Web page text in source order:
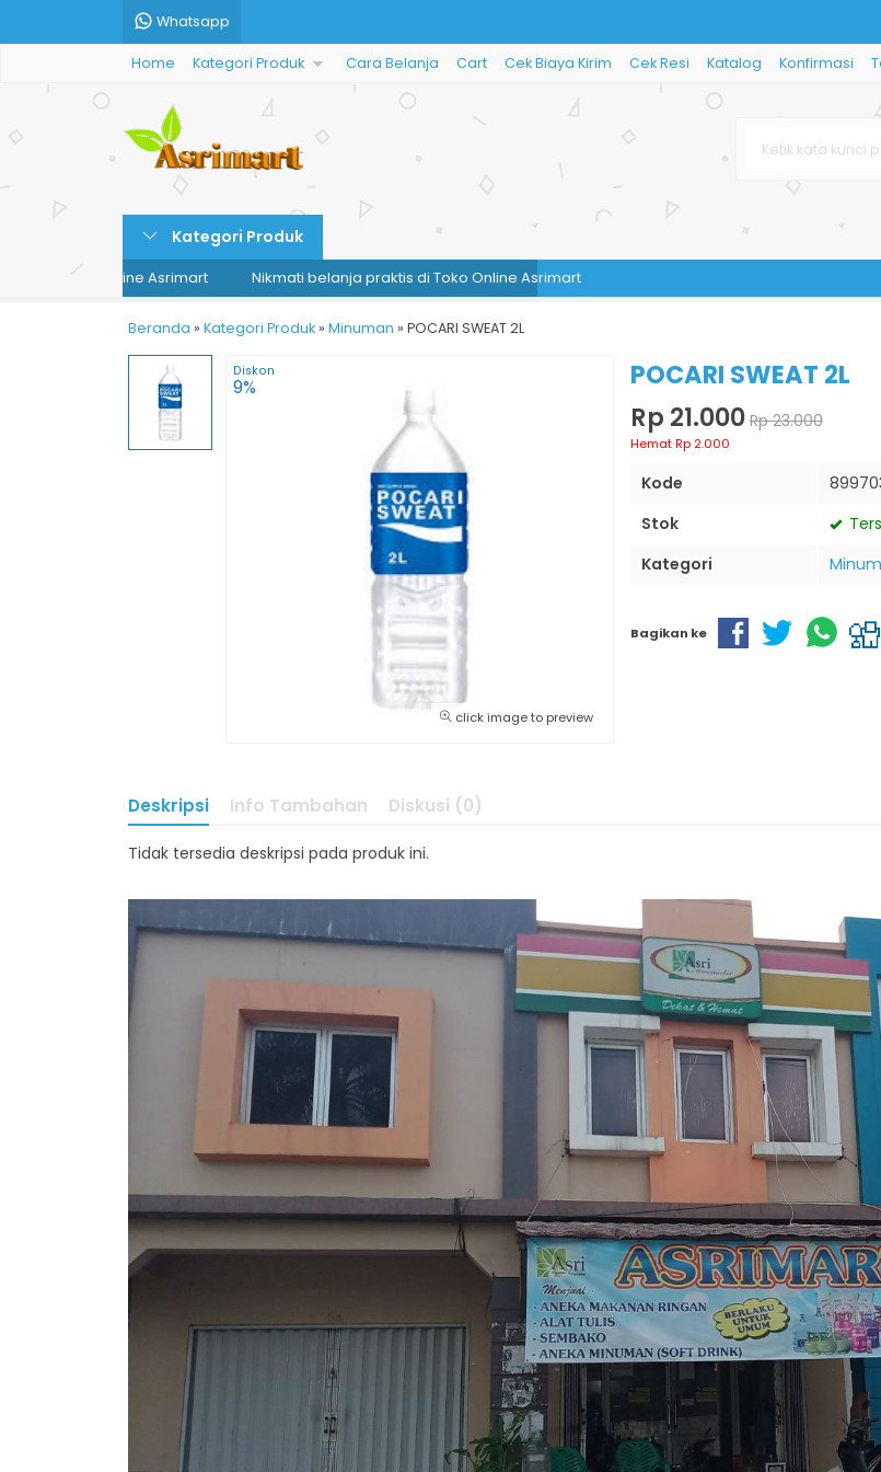
Whatsapp
Home Kategori Produk Cara Belanja Cart Cek Biaya Kirim Cek Resi Katalog Konfirmasi
Kategori Produk
Toko Online Asrimart Nikmati belanja praktis di Toko Online Asrimart
Beranda » Kategori Produk » Minuman » POCARI SWEAT 2L
click image to preview
Diskon
9%
POCARI SWEAT 2L
Rp 21.000 Rp 23.000
Hemat Rp 2.000
Kode
Stok
Kategori
Bagikan ke
Deskripsi Info Tambahan Diskusi (0)
Tidak tersedia deskripsi pada produk ini.